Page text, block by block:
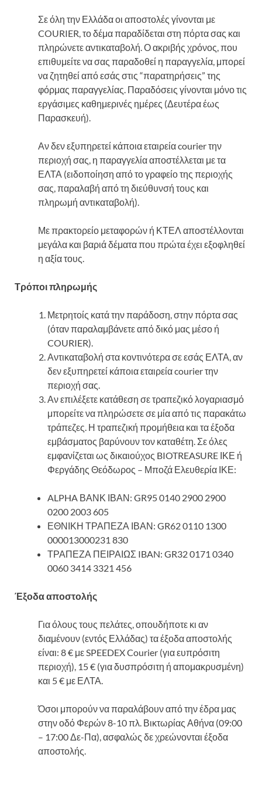
Σε όλη την Ελλάδα οι αποστολές γίνονται με
COURIER, το δέμα παραδίδεται στη πόρτα σας και
πληρώνετε αντικαταβολή. Ο ακριβής χρόνος, που
επιθυμείτε να σας παραδοθεί η παραγγελία, μπορεί
να ζητηθεί από εσάς στις “παρατηρήσεις” της
φόρμας παραγγελίας. Παραδόσεις γίνονται μόνο τις
εργάσιμες καθημερινές ημέρες (Δευτέρα έως
Παρασκευή).
Αν δεν εξυπηρετεί κάποια εταιρεία courier την
περιοχή σας, η παραγγελία αποστέλλεται με τα
ΕΛΤΑ (ειδοποίηση από το γραφείο της περιοχής
σας, παραλαβή από τη διεύθυνσή τους και
πληρωμή αντικαταβολή).
Με πρακτορείο μεταφορών ή ΚΤΕΛ αποστέλλονται
μεγάλα και βαριά δέματα που πρώτα έχει εξοφληθεί
η αξία τους.
Τρόποι πληρωμής
Μετρητοίς κατά την παράδοση, στην πόρτα σας
(όταν παραλαμβάνετε από δικό μας μέσο ή
COURIER).
Αντικαταβολή στα κοντινότερα σε εσάς ΕΛΤΑ, αν
δεν εξυπηρετεί κάποια εταιρεία courier την
περιοχή σας.
Αν επιλέξετε κατάθεση σε τραπεζικό λογαριασμό
μπορείτε να πληρώσετε σε μία από τις παρακάτω
τράπεζες. Η τραπεζική προμήθεια και τα έξοδα
εμβάσματος βαρύνουν τον καταθέτη. Σε όλες
εμφανίζεται ως δικαιούχος BIOTREASURE ΙΚΕ ή
Φεργάδης Θεόδωρος – Μποζά Ελευθερία ΙΚΕ:
ALPHA ΒΑΝΚ ΙΒΑΝ: GR95 0140 2900 2900
0200 2003 605
ΕΘΝΙΚΗ ΤΡΑΠΕΖΑ ΙΒΑΝ: GR62 0110 1300
000013000231 830
ΤΡΑΠΕΖΑ ΠΕΙΡΑΙΩΣ IBAN: GR32 0171 0340
0060 3414 3321 456
Έξοδα αποστολής
Για όλους τους πελάτες, οπουδήποτε κι αν
διαμένουν (εντός Ελλάδας) τα έξοδα αποστολής
είναι: 8 € με SPEEDEX Courier (για ευπρόσιτη
περιοχή), 15 € (για δυσπρόσιτη ή απομακρυσμένη)
και 5 € με ΕΛΤΑ.
Όσοι μπορούν να παραλάβουν από την έδρα μας
στην οδό Φερών 8-10 πλ. Βικτωρίας Αθήνα (09:00
– 17:00 Δε-Πα), ασφαλώς δε χρεώνονται έξοδα
αποστολής.